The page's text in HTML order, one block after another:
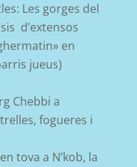
es: Les gorges del
d’extensos
» en
jueus)
Chebbi a
fogueres i
tova a N’kob, la